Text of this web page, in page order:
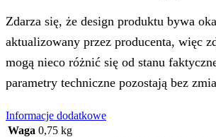
Zdarza się, że design produktu bywa
aktualizowany przez producenta, więc
mogą nieco różnić się od stanu
parametry techniczne pozostają bez
Informacje dodatkowe
Waga 0,75 kg